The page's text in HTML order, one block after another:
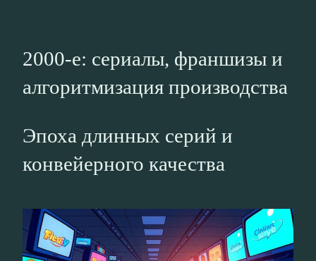
2000‑е: сериалы, франшизы и
алгоритмизация производства
Эпоха длинных серий и
конвейерного качества